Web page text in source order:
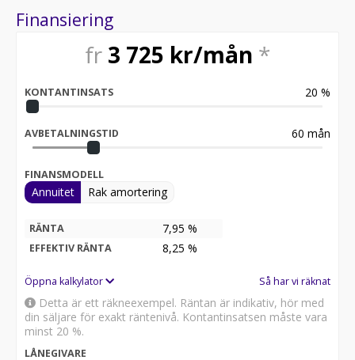
Finansiering
fr 3 725 kr/mån *
KONTANTINSATS 20 %
AVBETALNINGSTID 60 mån
FINANSMODELL
Annuitet Rak amortering
RÄNTA 7,95 %
EFFEKTIV RÄNTA 8,25 %
Öppna kalkylator Så har vi räknat
Detta är ett räkneexempel. Räntan är indikativ, hör med
din säljare för exakt räntenivå. Kontantinsatsen måste vara
minst 20 %.
LÅNEGIVARE